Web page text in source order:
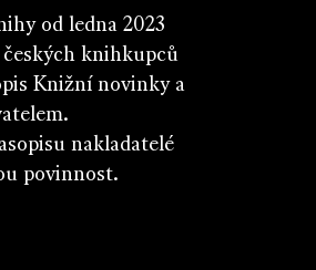
od ledna 2023
českých knihkupců
Knižní novinky a
nakladatelé
povinnost.